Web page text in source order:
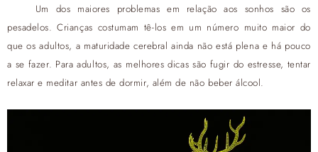
Um dos maiores problemas em relação aos sonhos são os
pesadelos. Crianças costumam tê-los em um número muito maior do
que os adultos, a maturidade cerebral ainda não está plena e há pouco
a se fazer. Para adultos, as melhores dicas são fugir do estresse, tentar
relaxar e meditar antes de dormir, além de não beber álcool.